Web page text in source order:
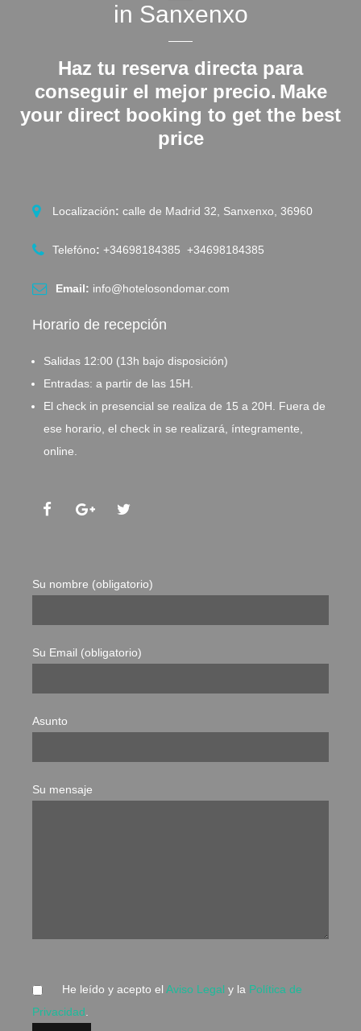
in Sanxenxo
Haz tu reserva directa para
conseguir el mejor precio. Make
your direct booking to get the best
price
Localización: calle de Madrid 32, Sanxenxo, 36960
Telefóno: +34698184385 +34698184385
Email: info@hotelosondomar.com
Horario de recepción
Salidas 12:00 (13h bajo disposición)
Entradas: a partir de las 15H.
El check in presencial se realiza de 15 a 20H. Fuera de
ese horario, el check in se realizará, íntegramente,
online.
Su nombre (obligatorio)
Su Email (obligatorio)
Asunto
Su mensaje
He leído y acepto el Aviso Legal y la Política de
Privacidad.